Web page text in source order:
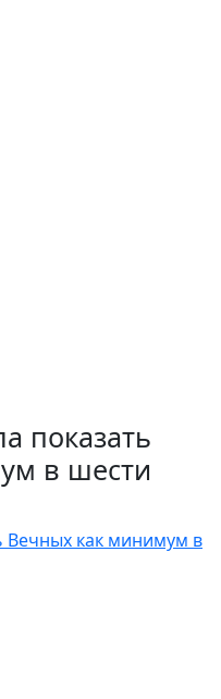
показать
в шести
Вечных как минимум в